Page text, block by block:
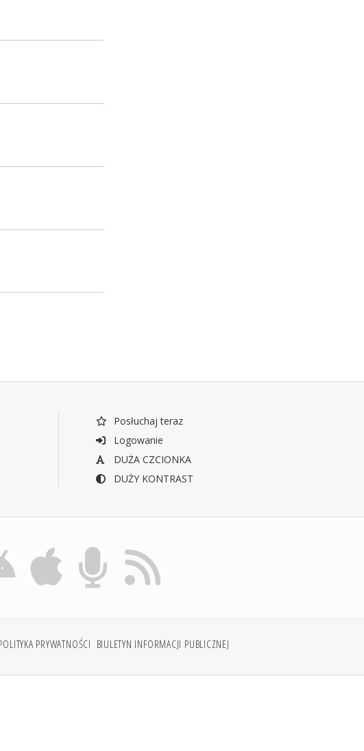
Posłuchaj teraz
Logowanie
DUŻA CZCIONKA
DUŻY KONTRAST
PRYWATNOŚCI BIULETYN INFORMACJI PUBLICZNEJ